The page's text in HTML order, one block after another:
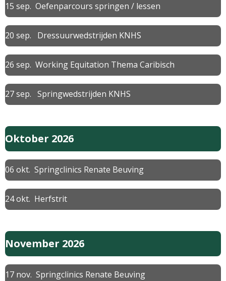
15 sep. Oefenparcours springen / lessen
20 sep. Dressuurwedstrijden KNHS
26 sep. Working Equitation Thema Caribisch
27 sep. Springwedstrijden KNHS
Oktober 2026
06 okt. Springclinics Renate Beuving
24 okt. Herfstrit
November 2026
17 nov. Springclinics Renate Beuving